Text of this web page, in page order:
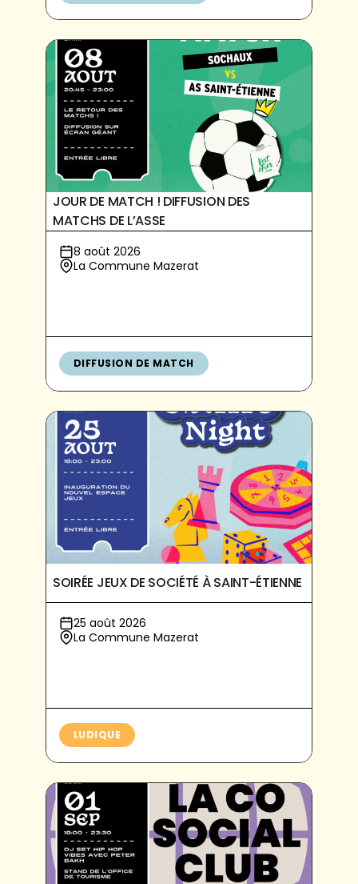
JOUR DE MATCH ! DIFFUSION DES
MATCHS DE L’ASSE
8 août 2026
La Commune Mazerat
DIFFUSION DE MATCH
SOIRÉE JEUX DE SOCIÉTÉ À SAINT-ÉTIENNE
25 août 2026
La Commune Mazerat
LUDIQUE